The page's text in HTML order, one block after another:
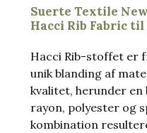
Suerte Textile
Hacci Rib Fabric
Hacci Rib-stoffet er
unik blanding af
kvalitet, herunder en
rayon, polyester og
kombination